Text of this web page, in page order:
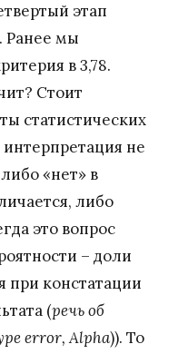
этап
Ранее мы
в 3,78.
Стоит
статистических
не
«нет» в
либо
это вопрос
– доли
при констатации
(речь об
error,Alpha)). То